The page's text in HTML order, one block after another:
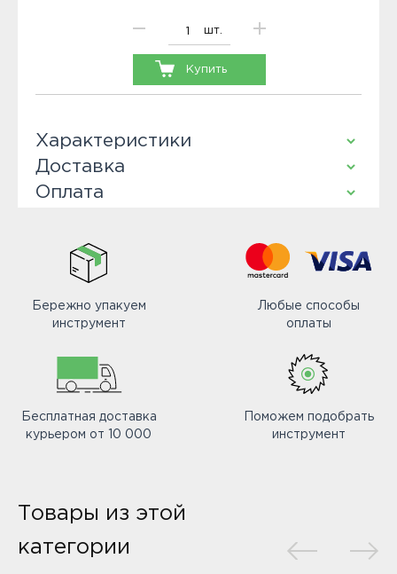
шт.
Купить
Характеристики
Доставка
Оплата
Бережно упакуем
инструмент
Любые способы
оплаты
Бесплатная доставка
курьером от 10 000
Поможем подобрать
инструмент
Товары из этой
категории